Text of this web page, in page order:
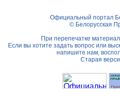
Официальный портал
© Белорусская
При перепечатке
Если вы хотите задать вопрос или
напишите нам,
Старая